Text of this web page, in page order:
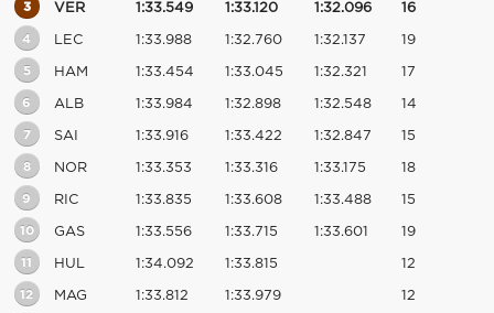
3 VER 1:33.549 1:33.120 1:32.096 16
4 LEC 1:33.988 1:32.760 1:32.137 19
5 HAM 1:33.454 1:33.045 1:32.321 17
6 ALB 1:33.984 1:32.898 1:32.548 14
7 SAI 1:33.916 1:33.422 1:32.847 15
8 NOR 1:33.353 1:33.316 1:33.175 18
9 RIC 1:33.835 1:33.608 1:33.488 15
10 GAS 1:33.556 1:33.715 1:33.601 19
11 HUL 1:34.092 1:33.815 12
12 MAG 1:33.812 1:33.979 12